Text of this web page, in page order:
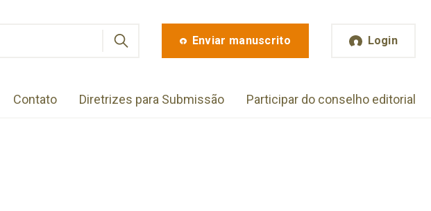
Enviar manuscrito Login
Contato Diretrizes para Submissão Participar do conselho editorial